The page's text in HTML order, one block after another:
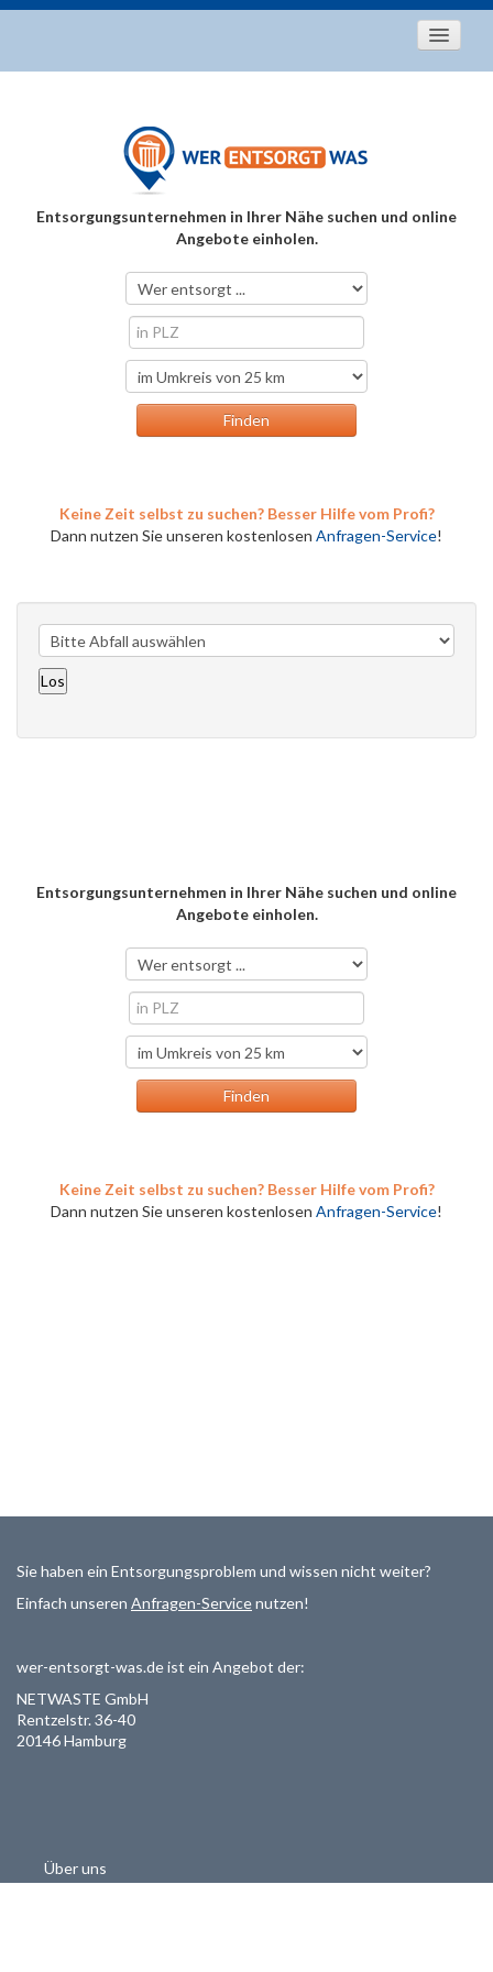
Entsorgungstipps
Über uns
Entsorgungsunternehmen in Ihrer Nähe suchen und online
Angebote einholen.
Keine Zeit selbst zu suchen? Besser Hilfe vom Profi?
Dann nutzen Sie unseren kostenlosen Anfragen-Service!
Entsorgungsunternehmen in Ihrer Nähe suchen und online
Angebote einholen.
Keine Zeit selbst zu suchen? Besser Hilfe vom Profi?
Dann nutzen Sie unseren kostenlosen Anfragen-Service!
Sie haben ein Entsorgungsproblem und wissen nicht weiter?
Einfach unseren Anfragen-Servicenutzen!
wer-entsorgt-was.de ist ein Angebot der:
NETWASTE GmbH
Rentzelstr. 36-40
20146 Hamburg
Über uns